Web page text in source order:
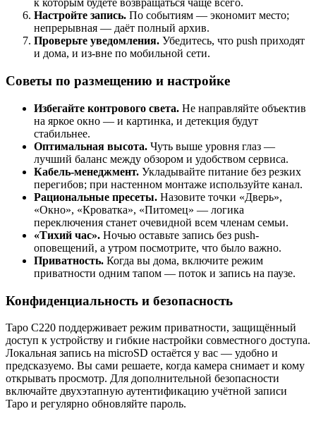
к которым будете возвращаться чаще всего.
Настройте запись. По событиям — экономит место;
непрерывная — даёт полный архив.
Проверьте уведомления. Убедитесь, что push приходят
и дома, и из-вне по мобильной сети.
Советы по размещению и настройке
Избегайте контрового света. Не направляйте объектив
на яркое окно — и картинка, и детекция будут
стабильнее.
Оптимальная высота. Чуть выше уровня глаз —
лучший баланс между обзором и удобством сервиса.
Кабель-менеджмент. Укладывайте питание без резких
перегибов; при настенном монтаже используйте канал.
Рациональные пресеты. Назовите точки «Дверь»,
«Окно», «Кроватка», «Питомец» — логика
переключения станет очевидной всем членам семьи.
«Тихий час». Ночью оставьте запись без push-
оповещений, а утром посмотрите, что было важно.
Приватность. Когда вы дома, включите режим
приватности одним тапом — поток и запись на паузе.
Конфиденциальность и безопасность
Tapo C220 поддерживает режим приватности, защищённый
доступ к устройству и гибкие настройки совместного доступа.
Локальная запись на microSD остаётся у вас — удобно и
предсказуемо. Вы сами решаете, когда камера снимает и кому
открывать просмотр. Для дополнительной безопасности
включайте двухэтапную аутентификацию учётной записи
Tapo и регулярно обновляйте пароль.